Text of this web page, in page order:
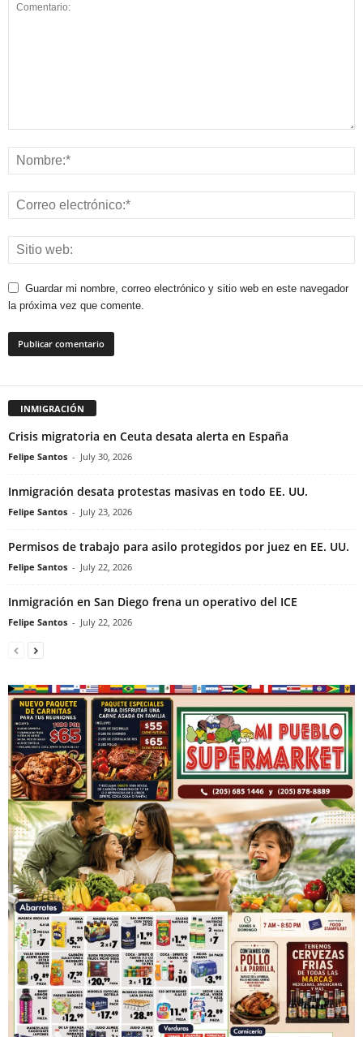
Guardar mi nombre, correo electrónico y sitio web en este navegador
la próxima vez que comente.
INMIGRACIÓN
Crisis migratoria en Ceuta desata alerta en España
Felipe Santos - July 30, 2026
Inmigración desata protestas masivas en todo EE. UU.
Felipe Santos - July 23, 2026
Permisos de trabajo para asilo protegidos por juez en EE. UU.
Felipe Santos - July 22, 2026
Inmigración en San Diego frena un operativo del ICE
Felipe Santos - July 22, 2026